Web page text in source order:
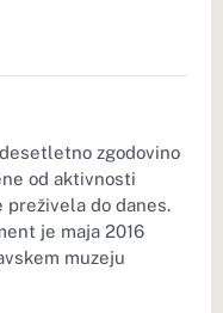
zgodovino
od aktivnosti
do danes.
je maja 2016
muzeju